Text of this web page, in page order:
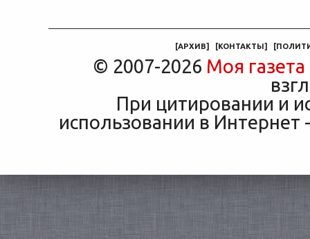
[АРХИВ] [КОНТАКТЫ] [
© 2007-2026 Моя газета
При цитировании и
использовании в Интернет